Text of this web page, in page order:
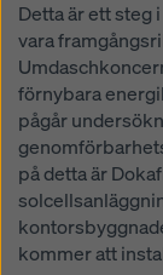
Detta är ett steg
vara
förnybara
pågår
på detta är
kommer att